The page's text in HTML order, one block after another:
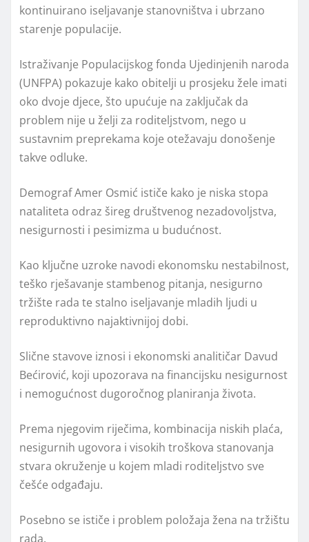
kontinuirano iseljavanje stanovništva i ubrzano
starenje populacije.
Istraživanje Populacijskog fonda Ujedinjenih naroda
(UNFPA) pokazuje kako obitelji u prosjeku žele imati
oko dvoje djece, što upućuje na zaključak da
problem nije u želji za roditeljstvom, nego u
sustavnim preprekama koje otežavaju donošenje
takve odluke.
Demograf Amer Osmić ističe kako je niska stopa
nataliteta odraz šireg društvenog nezadovoljstva,
nesigurnosti i pesimizma u budućnost.
Kao ključne uzroke navodi ekonomsku nestabilnost,
teško rješavanje stambenog pitanja, nesigurno
tržište rada te stalno iseljavanje mladih ljudi u
reproduktivno najaktivnijoj dobi.
Slične stavove iznosi i ekonomski analitičar Davud
Bećirović, koji upozorava na financijsku nesigurnost
i nemogućnost dugoročnog planiranja života.
Prema njegovim riječima, kombinacija niskih plaća,
nesigurnih ugovora i visokih troškova stanovanja
stvara okruženje u kojem mladi roditeljstvo sve
češće odgađaju.
Posebno se ističe i problem položaja žena na tržištu
rada.